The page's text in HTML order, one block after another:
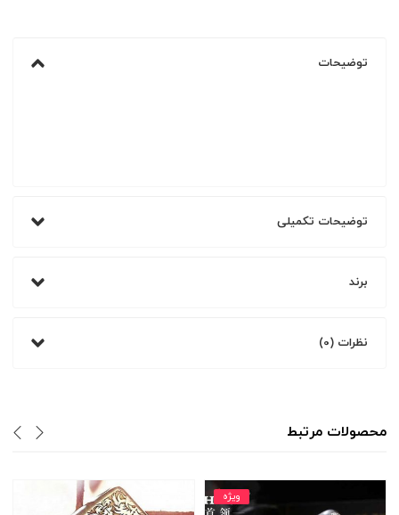
توضیحات
توضیحات تکمیلی
برند
نظرات (0)
محصولات مرتبط
ویژه